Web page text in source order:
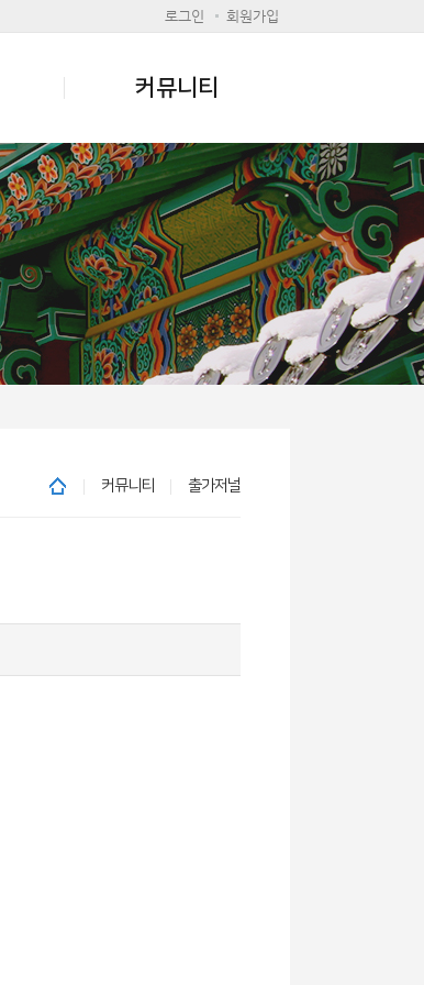
로그인 회원가입
커뮤니티
커뮤니티 출가저널